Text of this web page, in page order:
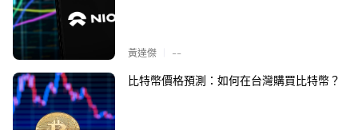
黃達傑 --
比特幣價格預測：如何在台灣購買比特幣？